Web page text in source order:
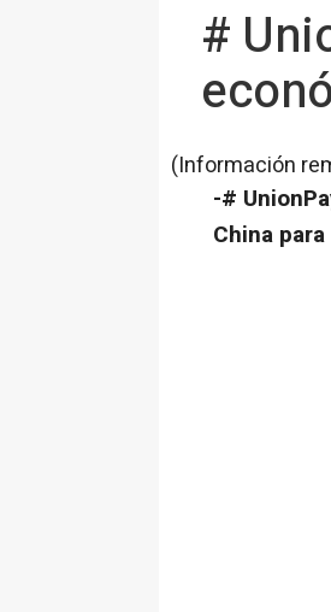
#
(Información
-#
China